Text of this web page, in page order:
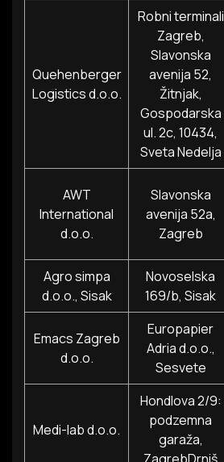
Quehenberger
Logistics d.o.o.
Robni terminali
Zagreb,
Slavonska
avenija 52,
Žitnjak,
Gospodarska
ul. 2c, 10434,
Sveta Nedelja
AWT
International
d.o.o.
Slavonska
avenija 52a,
Zagreb
Agro simpa
d.o.o., Sisak
Novoselska
169/b, Sisak
Emacs Zagreb
d.o.o.
Europapier
Adria d.o.o.,
Sesvete
Medi-lab d.o.o.
Hondlova 2/9:
podzemna
garaža,